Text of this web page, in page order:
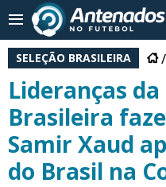
SELEÇÃO BRASILEIRA
Lideranças da
Brasileira
Samir Xaud
do Brasil na